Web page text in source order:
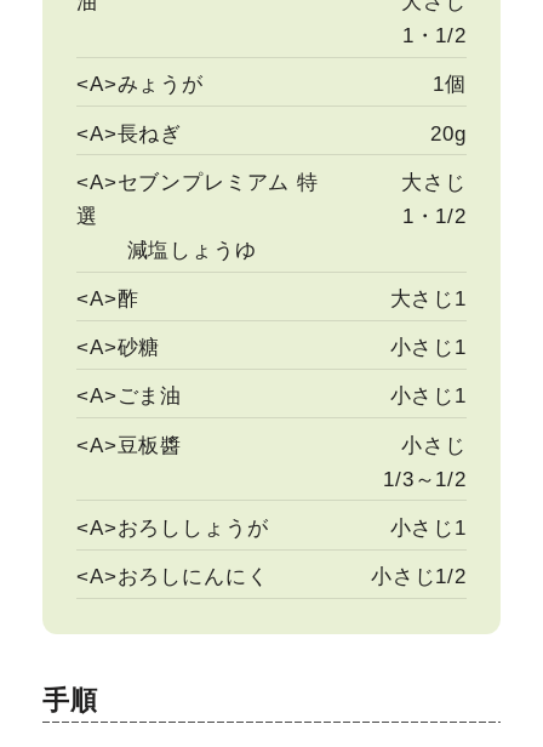
1・1/2
<A>みょうが 1個
<A>長ねぎ 20g
<A>セブンプレミアム 特
選
減塩しょうゆ
大さじ
1・1/2
<A>酢 大さじ1
<A>砂糖 小さじ1
<A>ごま油 小さじ1
<A>豆板醬
小さじ
1/3～1/2
<A>おろししょうが 小さじ1
<A>おろしにんにく 小さじ1/2
手順